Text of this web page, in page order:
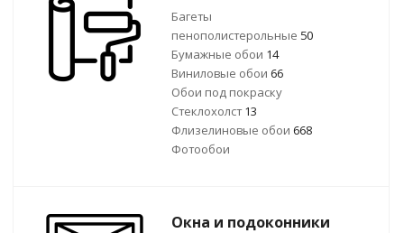
Багеты
пенополистерольные 50
Бумажные обои 14
Виниловые обои 66
Обои под покраску
Стеклохолст13
Флизелиновые обои 668
Фотообои
Окна и подоконники